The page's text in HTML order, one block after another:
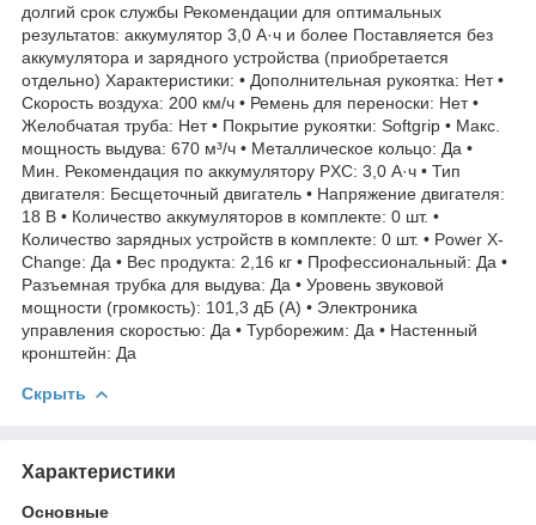
долгий срок службы Рекомендации для оптимальных
результатов: аккумулятор 3,0 А·ч и более Поставляется без
аккумулятора и зарядного устройства (приобретается
отдельно) Характеристики: • Дополнительная рукоятка: Нет •
Скорость воздуха: 200 км/ч • Ремень для переноски: Нет •
Желобчатая труба: Нет • Покрытие рукоятки: Softgrip • Макс.
мощность выдува: 670 м³/ч • Металлическое кольцо: Да •
Мин. Рекомендация по аккумулятору PXC: 3,0 А·ч • Тип
двигателя: Бесщеточный двигатель • Напряжение двигателя:
18 В • Количество аккумуляторов в комплекте: 0 шт. •
Количество зарядных устройств в комплекте: 0 шт. • Power X-
Change: Да • Вес продукта: 2,16 кг • Профессиональный: Да •
Разъемная трубка для выдува: Да • Уровень звуковой
мощности (громкость): 101,3 дБ (A) • Электроника
управления скоростью: Да • Турборежим: Да • Настенный
кронштейн: Да
Скрыть
Характеристики
Основные